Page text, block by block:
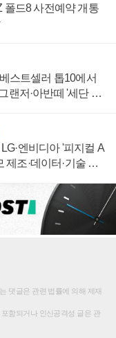
폴드8 사전예약 개통
스트셀러 톱10에서
랜저·아반떼 '세단 쌍
엔비디아 '피지컬 A
제조·데이터·기술 결
댓글은 관련 법률에 의해 제재
함되거나 인신공격성 글은 관